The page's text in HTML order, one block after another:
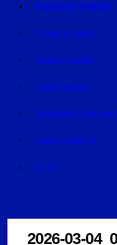
VERANSTALTUNGEN
VERANSTALTUNGEN
REGION STRAUBING
REGION LANDSHUT
REGION DINGOLFING-
RAUM DEGGENDORF
BLUVAL
2026-03-